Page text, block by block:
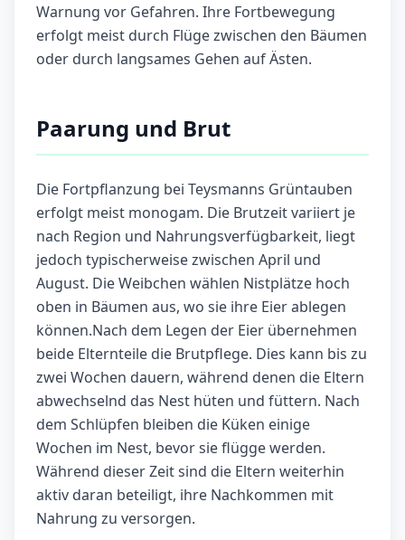
Warnung vor Gefahren. Ihre Fortbewegung
erfolgt meist durch Flüge zwischen den Bäumen
oder durch langsames Gehen auf Ästen.
Paarung und Brut
Die Fortpflanzung bei Teysmanns Grüntauben
erfolgt meist monogam. Die Brutzeit variiert je
nach Region und Nahrungsverfügbarkeit, liegt
jedoch typischerweise zwischen April und
August. Die Weibchen wählen Nistplätze hoch
oben in Bäumen aus, wo sie ihre Eier ablegen
können.Nach dem Legen der Eier übernehmen
beide Elternteile die Brutpflege. Dies kann bis zu
zwei Wochen dauern, während denen die Eltern
abwechselnd das Nest hüten und füttern. Nach
dem Schlüpfen bleiben die Küken einige
Wochen im Nest, bevor sie flügge werden.
Während dieser Zeit sind die Eltern weiterhin
aktiv daran beteiligt, ihre Nachkommen mit
Nahrung zu versorgen.